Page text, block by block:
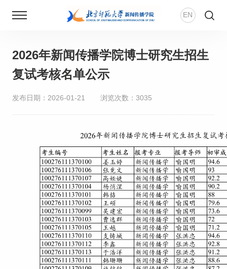
首页
新传风华
人才培养
招生就业
党团学工
EN
2026年新闻传播学院博士研究生招生
复试考核名单公示
发布日期：2026-01-21 浏览次数： 3035